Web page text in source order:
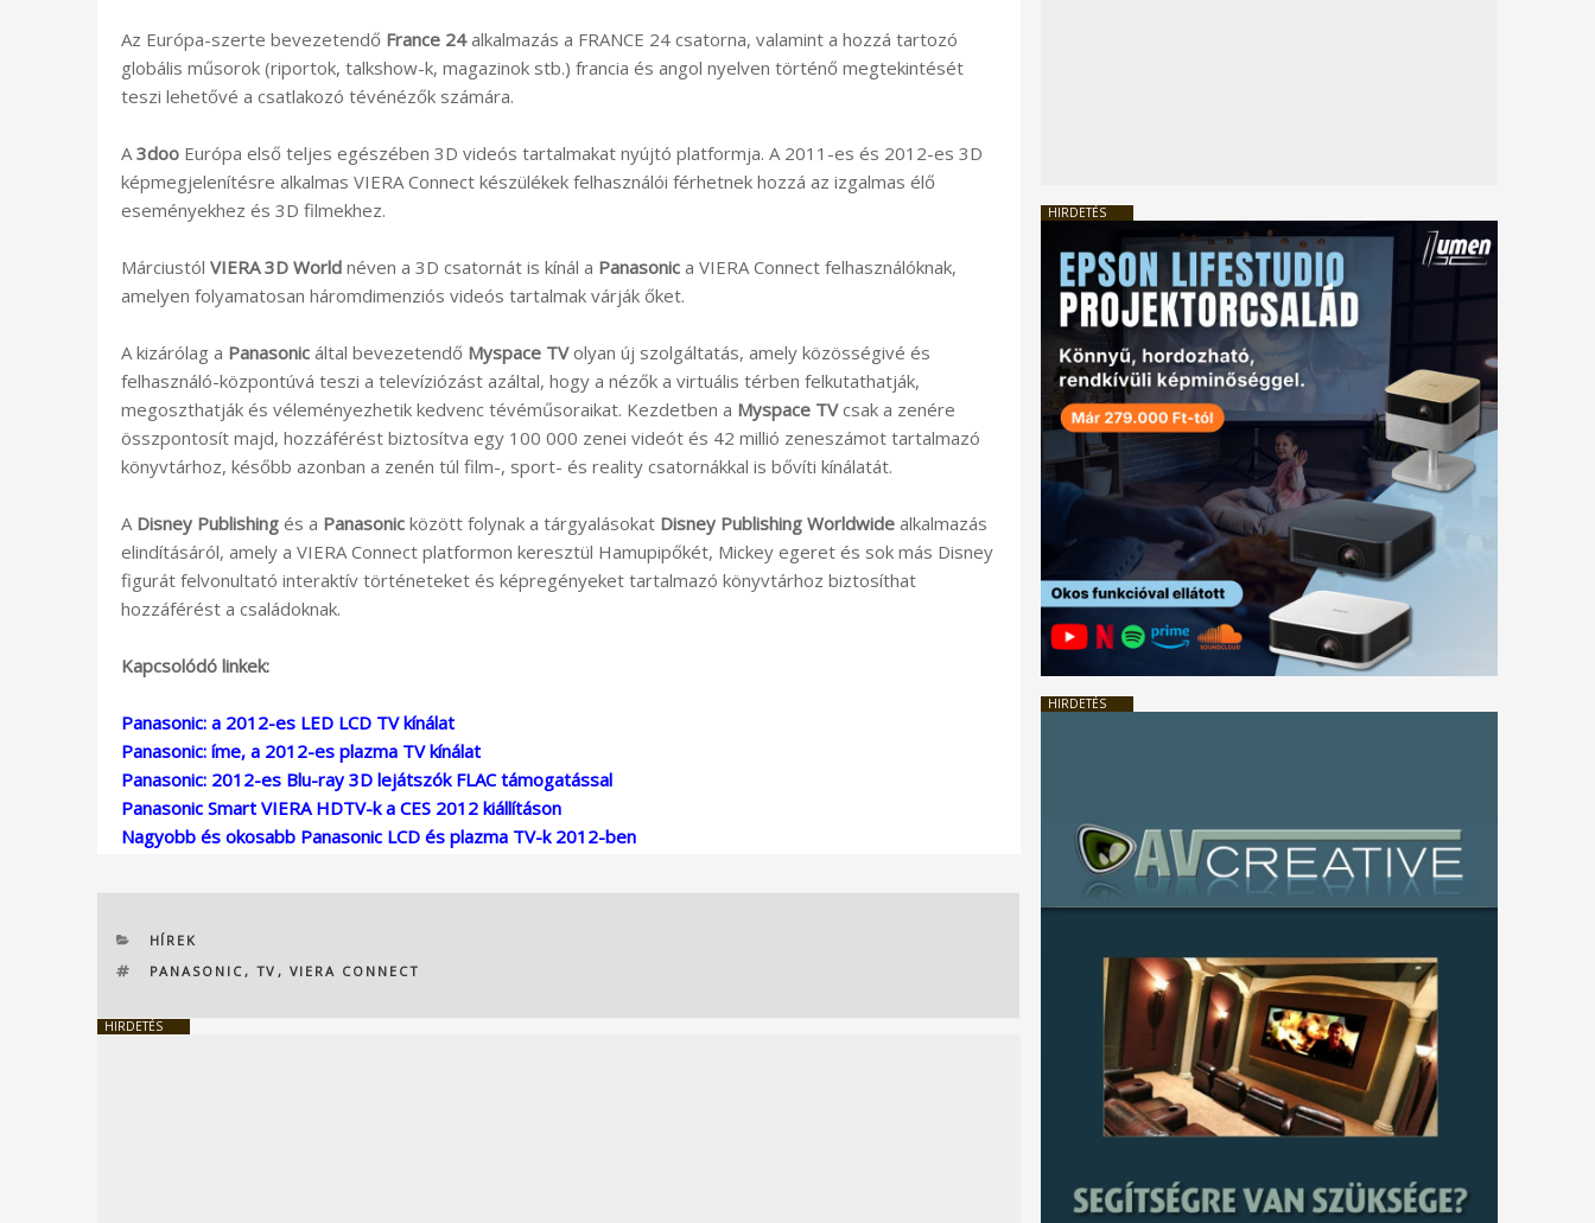
Az Európa-szerte bevezetendő France 24alkalmazás a FRANCE 24 csatorna, valamint a hozzá tartozó
globális műsorok (riportok, talkshow-k, magazinok stb.) francia és angol nyelven történő megtekintését
teszi lehetővé a csatlakozó tévénézők számára.
A 3doo Európa első teljes egészében 3D videós tartalmakat nyújtó platformja. A 2011-es és 2012-es 3D
képmegjelenítésre alkalmas VIERA Connect készülékek felhasználói férhetnek hozzá az izgalmas élő
eseményekhez és 3D filmekhez.
Márciustól VIERA 3D World néven a 3D csatornát is kínál a Panasonic a VIERA Connect felhasználóknak,
amelyen folyamatosan háromdimenziós videós tartalmak várják őket.
A kizárólag a Panasonic által bevezetendő Myspace TVolyan új szolgáltatás, amely közösségivé és
felhasználó-központúvá teszi a televíziózást azáltal, hogy a nézők a virtuális térben felkutathatják,
megoszthatják és véleményezhetik kedvenc tévéműsoraikat. Kezdetben a Myspace TVcsak a zenére
összpontosít majd, hozzáférést biztosítva egy 100 000 zenei videót és 42 millió zeneszámot tartalmazó
könyvtárhoz, később azonban a zenén túl film-, sport- és reality csatornákkal is bővíti kínálatát.
A Disney Publishing és a Panasonic között folynak a tárgyalásokat Disney Publishing Worldwide alkalmazás
elindításáról, amely a VIERA Connect platformon keresztül Hamupipőkét, Mickey egeret és sok más Disney
figurát felvonultató interaktív történeteket és képregényeket tartalmazó könyvtárhoz biztosíthat
hozzáférést a családoknak.
Kapcsolódó linkek:
Panasonic: a 2012-es LED LCD TV kínálat
Panasonic: íme, a 2012-es plazma TV kínálat
Panasonic: 2012-es Blu-ray 3D lejátszók FLAC támogatással
Panasonic Smart VIERA HDTV-k a CES 2012 kiállításon
Nagyobb és okosabb Panasonic LCD és plazma TV-k 2012-ben
KATEGÓRIÁK
HÍREK
CÍMKÉK
PANASONIC , TV , VIERA CONNECT
HIRDETÉS
HIRDETÉS
HIRDETÉS